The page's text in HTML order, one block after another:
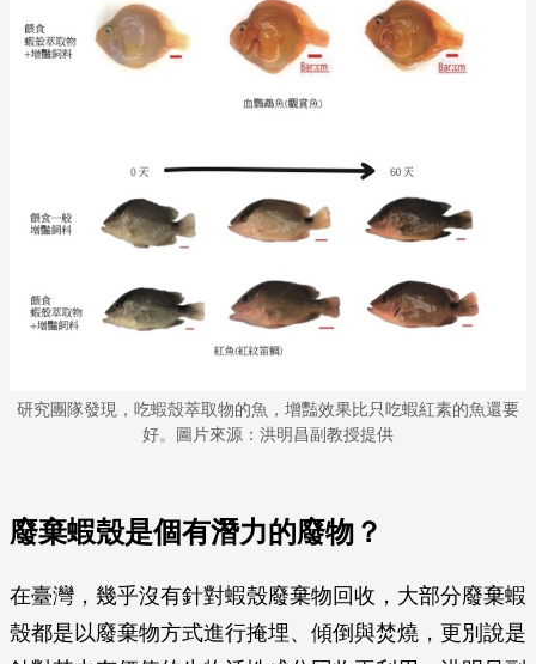
研究團隊發現，吃蝦殼萃取物的魚，增豔效果比只吃蝦紅素的魚還要
好。圖片來源：洪明昌副教授提供
廢棄蝦殼是個有潛力的廢物？
在臺灣，幾乎沒有針對蝦殼廢棄物回收，大部分廢棄蝦
殼都是以廢棄物方式進行掩埋、傾倒與焚燒，更別說是